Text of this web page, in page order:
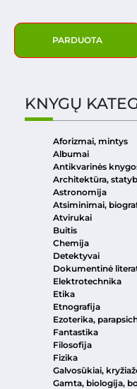
PARDUOTA
KNYGŲ
Aforizmai, mintys
Albumai
Antikvarinės
Architektūra,
Astronomija
Atsiminimai,
Atvirukai
Buitis
Chemija
Detektyvai
Dokumentinė
Elektrotechnika
Etika
Etnografija
Ezoterika,
Fantastika
Filosofija
Fizika
Galvosūkiai,
Gamta, biologija,